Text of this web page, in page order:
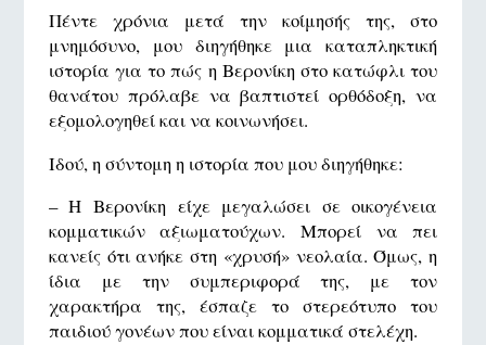
Πέντε χρόνια μετά την κοίμησής της, στο
μνημόσυνο, μου διηγήθηκε μια καταπληκτική
ιστορία για το πώς η Βερονίκη στο κατώφλι του
θανάτου πρόλαβε να βαπτιστεί ορθόδοξη, να
εξομολογηθεί και να κοινωνήσει.
Ιδού, η σύντομη η ιστορία που μου διηγήθηκε:
– Η Βερονίκη είχε μεγαλώσει σε οικογένεια
κομματικών αξιωματούχων. Μπορεί να πει
κανείς ότι ανήκε στη «χρυσή» νεολαία. Όμως, η
ίδια με την συμπεριφορά της, με τον
χαρακτήρα της, έσπαζε το στερεότυπο του
παιδιού γονέων που είναι κομματικά στελέχη.